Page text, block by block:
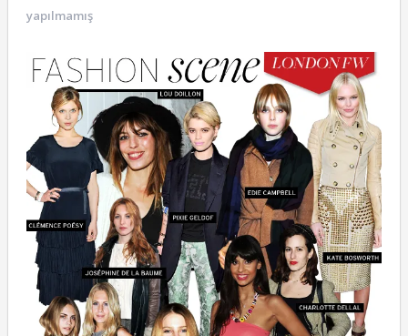
yapılmamış